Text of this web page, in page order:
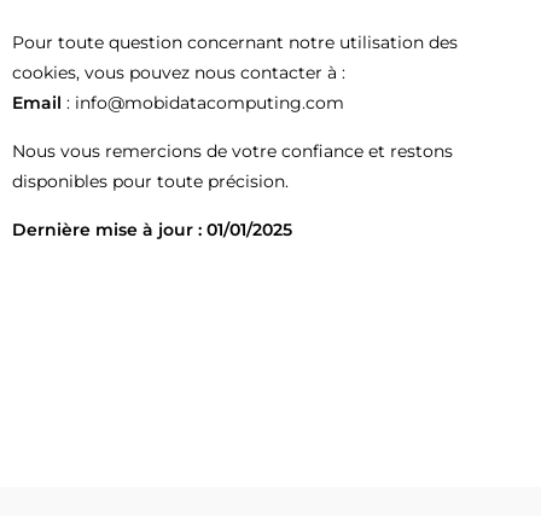
Pour toute question concernant notre utilisation des
cookies, vous pouvez nous contacter à :
Email : info@mobidatacomputing.com
Nous vous remercions de votre confiance et restons
disponibles pour toute précision.
Dernière mise à jour : 01/01/2025